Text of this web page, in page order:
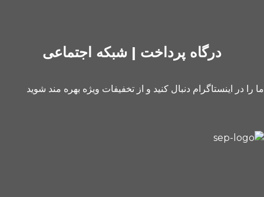
درگاه پرداخت | شبکه اجتماعی
ما را در اینستاگرام دنبال کنید و از تخفیفات ویژه بهره مند شوید